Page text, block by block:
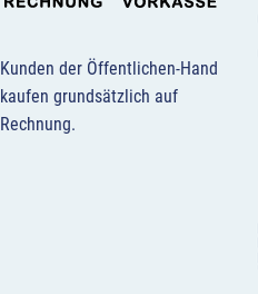
Kunden der Öffentlichen-Hand
kaufen grundsätzlich auf
Rechnung.